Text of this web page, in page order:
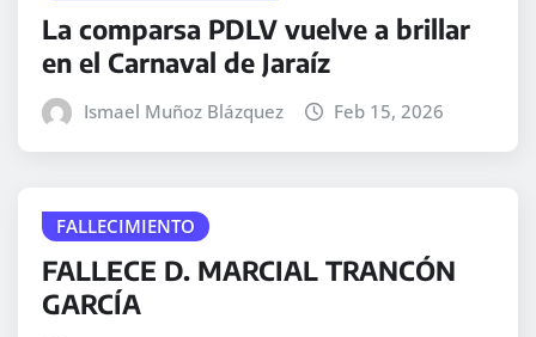
La comparsa PDLV vuelve a brillar
en el Carnaval de Jaraíz
Ismael Muñoz Blázquez Feb 15, 2026
FALLECIMIENTO
FALLECE D. MARCIAL TRANCÓN
GARCÍA